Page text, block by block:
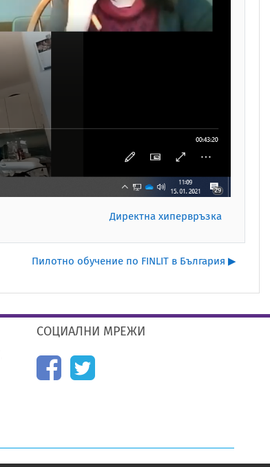
Директна хипервръзка
Пилотно обучение по FINLIT в България ▶︎
СОЦИАЛНИ МРЕЖИ